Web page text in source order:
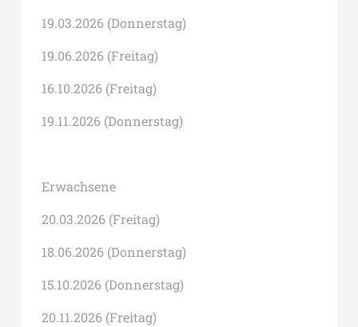
19.03.2026 (Donnerstag)
19.06.2026 (Freitag)
16.10.2026 (Freitag)
19.11.2026 (Donnerstag)
Erwachsene
20.03.2026 (Freitag)
18.06.2026 (Donnerstag)
15.10.2026 (Donnerstag)
20.11.2026 (Freitag)